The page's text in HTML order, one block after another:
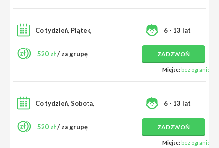
Co tydzień, Piątek, 6 - 13 lat
520 zł/ za grupę ZADZWOŃ
Miejsc: bez ograniczeń
Co tydzień, Sobota, 6 - 13 lat
520 zł/ za grupę ZADZWOŃ
Miejsc: bez ograniczeń